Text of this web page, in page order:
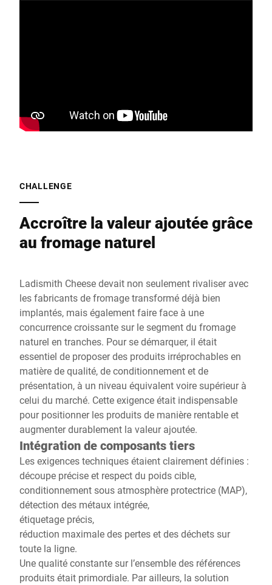
CHALLENGE
Accroître la valeur ajoutée grâce
au fromage naturel
Ladismith Cheese devait non seulement rivaliser avec
les fabricants de fromage transformé déjà bien
implantés, mais également faire face à une
concurrence croissante sur le segment du fromage
naturel en tranches. Pour se démarquer, il était
essentiel de proposer des produits irréprochables en
matière de qualité, de conditionnement et de
présentation, à un niveau équivalent voire supérieur à
celui du marché. Cette exigence était indispensable
pour positionner les produits de manière rentable et
augmenter durablement la valeur ajoutée.
Intégration de composants tiers
Les exigences techniques étaient clairement définies :
découpe précise et respect du poids cible,
conditionnement sous atmosphère protectrice (MAP),
détection des métaux intégrée,
étiquetage précis,
réduction maximale des pertes et des déchets sur
toute la ligne.
Une qualité constante sur l’ensemble des références
produits était primordiale. Par ailleurs, la solution